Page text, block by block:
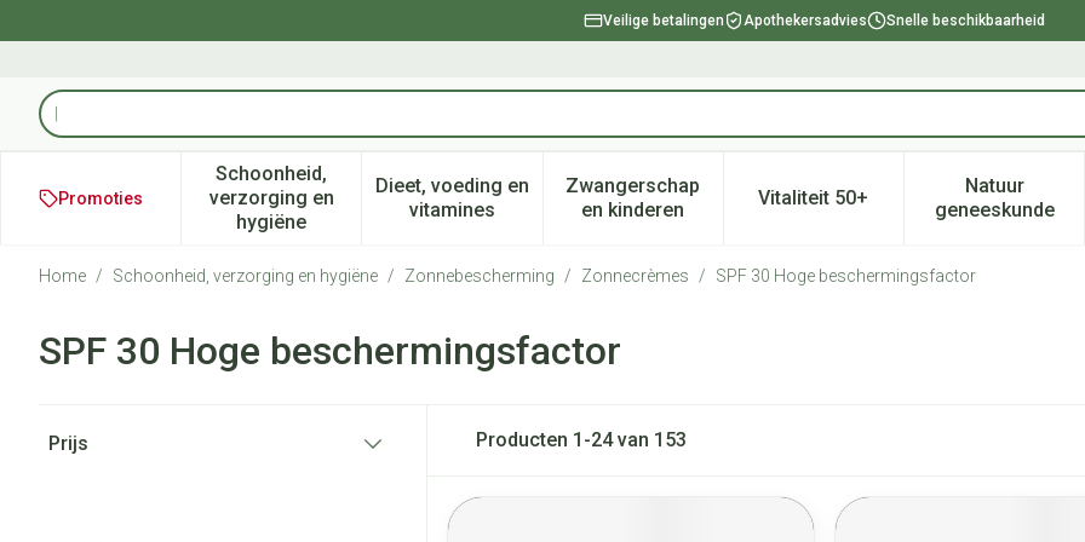
Veilige betalingen Apothekersadvies Snelle beschikbaarheid
Product, merk, categorie...
Promoties
Schoonheid,
verzorging en
hygiëne
Toon submenu voor Schoonheid, verzorging en hygiëne categorie
Dieet, voeding en
vitaminesToon submenu voor Dieet, voeding en vitamines categorie
Zwangerschap
en kinderenToon submenu voor Zwangerschap en kinderen
Vitaliteit 50+Toon submenu voor Vitaliteit
Natuur
geneeskunde
Toon
Home / Schoonheid, verzorging en hygiëne / Zonnebescherming / Zonnecrèmes / SPF 30 Hoge beschermingsfactor
SPF 30 Hoge beschermingsfactor
Prijs
Producten 1 -24van 153